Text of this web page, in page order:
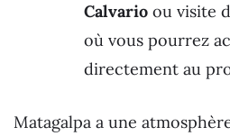
Calvario ou visite
où vous pourrez
directement au
Matagalpa a une